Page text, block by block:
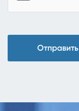
Отправить